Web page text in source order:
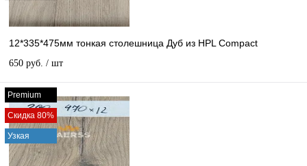
12*335*475мм тонкая столешница Дуб из HPL Compact
650 руб. / шт
Premium
Скидка 80%
Узкая